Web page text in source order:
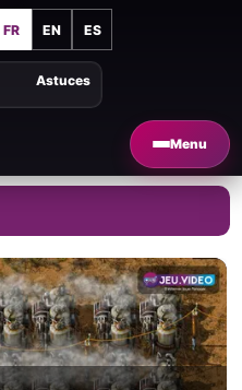
FR EN ES
Menu
Astuces